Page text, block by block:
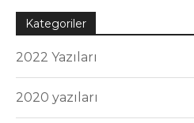
Kategoriler
2022 Yazıları
2020 yazıları